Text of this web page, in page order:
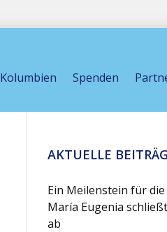
Kolumbien Spenden
AKTUELLE
Ein Meilenstein für
María Eugenia
ab